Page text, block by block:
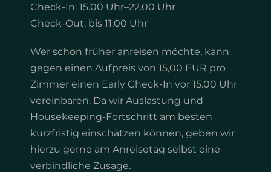
Check-In: 15.00 Uhr–22.00 Uhr
Check-Out: bis 11.00 Uhr
Wer schon früher anreisen möchte, kann
gegen einen Aufpreis von 15,00 EUR pro
Zimmer einen Early Check-In vor 15.00 Uhr
vereinbaren. Da wir Auslastung und
Housekeeping-Fortschritt am besten
kurzfristig einschätzen können, geben wir
hierzu gerne am Anreisetag selbst eine
verbindliche Zusage.